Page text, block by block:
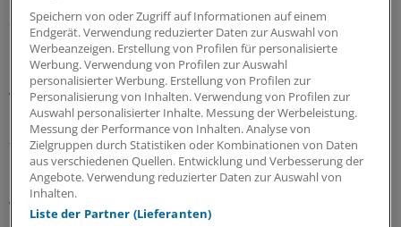
28.07.2026
Geldtipp-Podcast Pferdchen trifft Fuchs
Wie sich nachhaltige Geldanlage verändert hat
Durch die geopolitischen Krisen sind Investments in
fossile Energien und Rüstung attraktiv geworden. In der
61. Ausgabe des Geldtipp-Podcasts diskutieren
Pferdchen und Fuchs, wo Nachhaltigkeitskriterium auch
weiter sinnvoll und erfolgreich sind.
Speichern von oder Zugriff auf Informationen auf einem
Endgerät. Verwendung reduzierter Daten zur Auswahl von
Werbeanzeigen. Erstellung von Profilen für personalisierte
Werbung. Verwendung von Profilen zur Auswahl
personalisierter Werbung. Erstellung von Profilen zur
Personalisierung von Inhalten. Verwendung von Profilen zur
Auswahl personalisierter Inhalte. Messung der Werbeleistung.
Messung der Performance von Inhalten. Analyse von
Zielgruppen durch Statistiken oder Kombinationen von Daten
aus verschiedenen Quellen. Entwicklung und Verbesserung der
Angebote. Verwendung reduzierter Daten zur Auswahl von
Inhalten.
Liste der Partner (Lieferanten)